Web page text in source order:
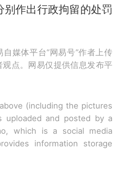
别作出行政拘留的处罚
媒体平台“网易号”作者上传
点。网易仅提供信息发布平
(including the pictures
uploaded and posted by a
which is a social media
information storage